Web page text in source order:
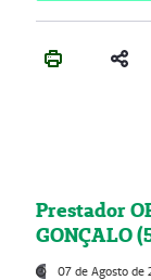
Prestador
GONÇALO
07 de Agosto de